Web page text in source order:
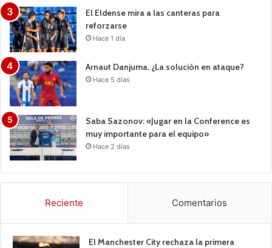
El Eldense mira a las canteras para
reforzarse
Hace 1 día
Arnaut Danjuma, ¿La solución en ataque?
Hace 5 días
Saba Sazonov: «Jugar en la Conference es
muy importante para el equipo»
Hace 2 días
Reciente Comentarios
El Manchester City rechaza la primera